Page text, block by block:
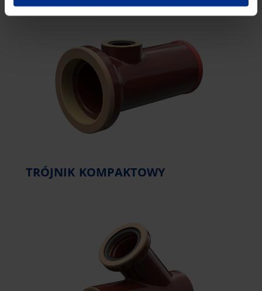
TRÓJNIK KOMPAKTOWY